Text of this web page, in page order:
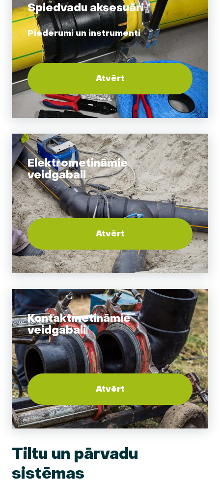
Spiedvadu aksesuāri
Piederumi un instrumenti
Atvērt
Elektrometināmie
veidgabali
Atvērt
Kontaktmetināmie
veidgabali
Atvērt
Tiltu un pārvadu
sistēmas